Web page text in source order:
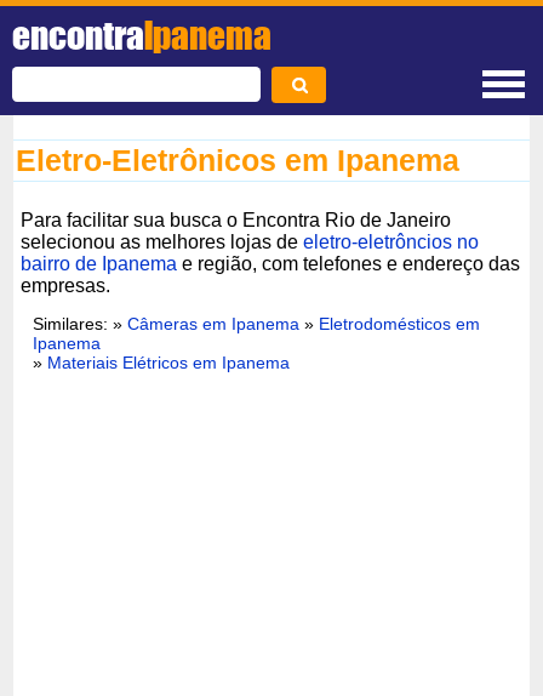
encontraIpanema
Eletro-Eletrônicos em Ipanema
Para facilitar sua busca o Encontra Rio de Janeiro
selecionou as melhores lojas deeletro-eletrôncios no
bairro de Ipanema e região, com telefones e endereço das
empresas.
Similares: »Câmeras em Ipanema » Eletrodomésticos em
Ipanema
» Materiais Elétricos em Ipanema